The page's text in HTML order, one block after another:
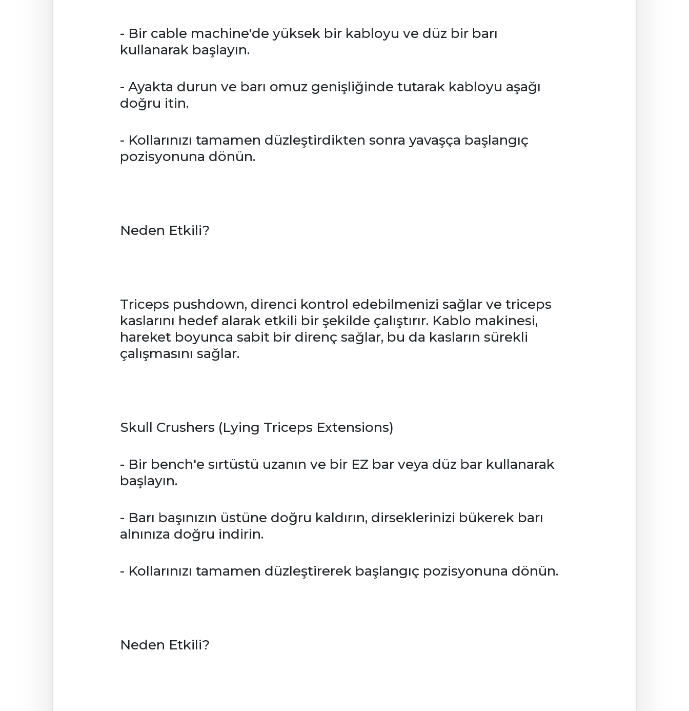
- Bir cable machine'de yüksek bir kabloyu ve düz bir barı
kullanarak başlayın.
- Ayakta durun ve barı omuz genişliğinde tutarak kabloyu aşağı
doğru itin.
- Kollarınızı tamamen düzleştirdikten sonra yavaşça başlangıç
pozisyonuna dönün.
Neden Etkili?
Triceps pushdown, direnci kontrol edebilmenizi sağlar ve triceps
kaslarını hedef alarak etkili bir şekilde çalıştırır. Kablo makinesi,
hareket boyunca sabit bir direnç sağlar, bu da kasların sürekli
çalışmasını sağlar.
Skull Crushers (Lying Triceps Extensions)
- Bir bench'e sırtüstü uzanın ve bir EZ bar veya düz bar kullanarak
başlayın.
- Barı başınızın üstüne doğru kaldırın, dirseklerinizi bükerek barı
alnınıza doğru indirin.
- Kollarınızı tamamen düzleştirerek başlangıç pozisyonuna dönün.
Neden Etkili?